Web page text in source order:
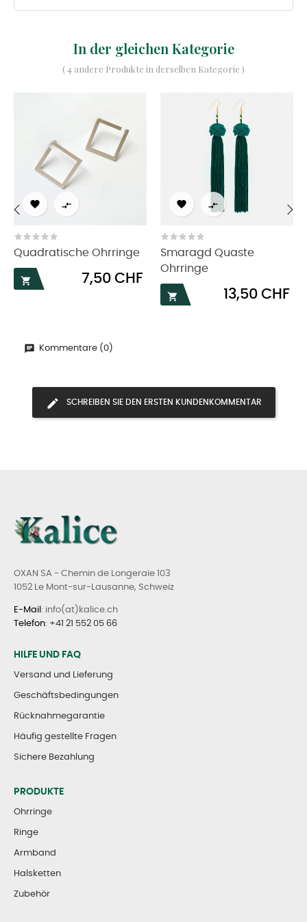
In der gleichen Kategorie
( 4 andere Produkte in derselben Kategorie )
 
Quadratische Ohrringe

Preis
7,50 CHF
 
Smaragd Quaste
Ohrringe

Preis
13,50 CHF
‹
Kommentare (0)
SCHREIBEN SIE DEN ERSTEN KUNDENKOMMENTAR
OXAN SA - Chemin de Longeraie 103
1052 Le Mont-sur-Lausanne, Schweiz
E-Mail : info(at)kalice.ch
Telefon: +41 21 552 05 66
HILFE UND FAQ
Versand und Lieferung
Geschäftsbedingungen
Rücknahmegarantie
Häufig gestellte Fragen
Sichere Bezahlung
PRODUKTE
Ohrringe
Ringe
Armband
Halsketten
Zubehör